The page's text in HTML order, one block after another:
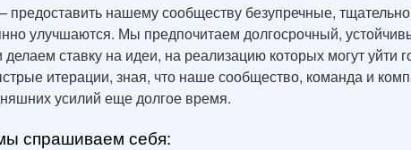
нашему сообществу безупречные,
улучшаются. Мы предпочитаем долгосрочный,
ставку на идеи, на реализацию которых могут
итерации, зная, что наше сообщество, команда и
усилий еще долгое время.
спрашиваем себя: